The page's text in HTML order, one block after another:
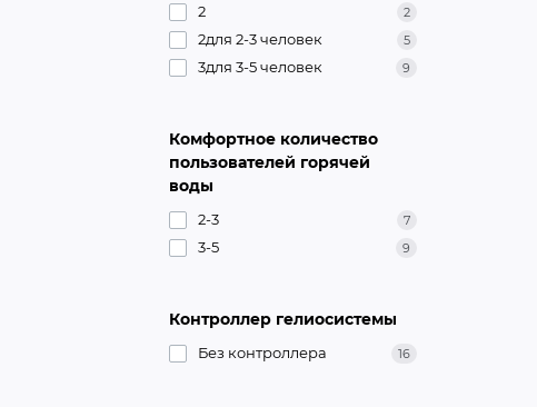
2 2
2для 2-3 человек 5
3для 3-5 человек 9
Комфортное количество
пользователей горячей
воды
2-3 7
3-5 9
Контроллер гелиосистемы
Без контроллера 16